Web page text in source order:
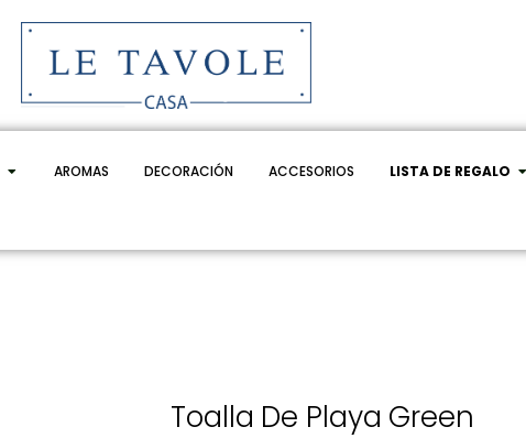
AROMAS DECORACIÓN ACCESORIOS
LISTA DE REGALO
Toalla De Playa Green